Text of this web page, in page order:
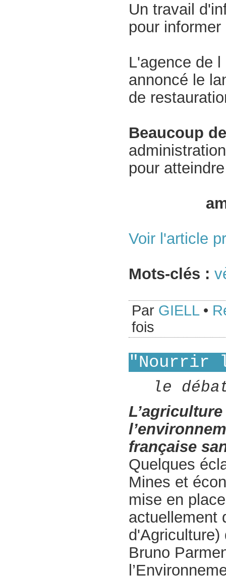
Un travail
pour
L'agence de
annoncé le
de
Beaucoup
pour
Voir l'article
Mots-clés :
Par GIELL•
fois
"Nourrir
le
française
Quelques
Mines et
mise en
actuellement
d'Agriculture)
Bruno